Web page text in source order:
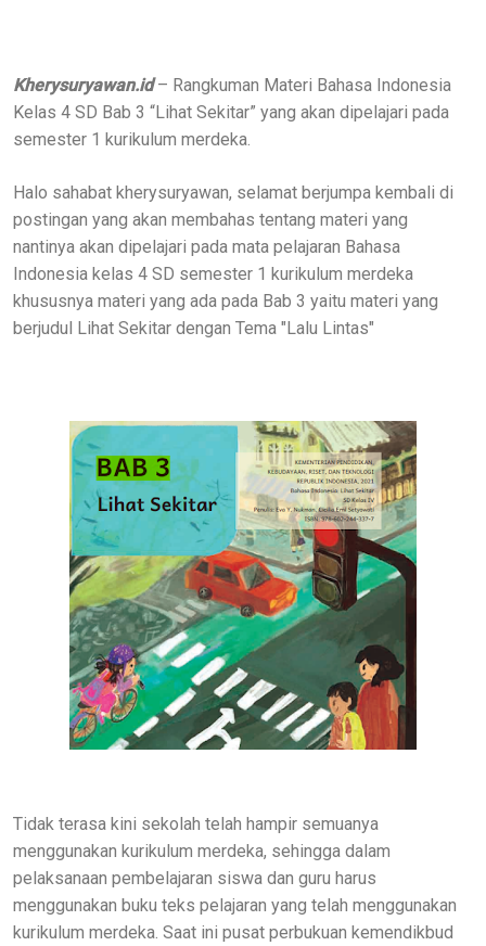
Kherysuryawan.id– Rangkuman Materi Bahasa Indonesia
Kelas 4 SD Bab 3 “Lihat Sekitar” yang akan dipelajari pada
semester 1 kurikulum merdeka.
Halo sahabat kherysuryawan, selamat berjumpa kembali di
postingan yang akan membahas tentang materi yang
nantinya akan dipelajari pada mata pelajaran Bahasa
Indonesia kelas 4 SD semester 1 kurikulum merdeka
khususnya materi yang ada pada Bab 3 yaitu materi yang
berjudul Lihat Sekitar dengan Tema "Lalu Lintas"
Tidak terasa kini sekolah telah hampir semuanya
menggunakan kurikulum merdeka, sehingga dalam
pelaksanaan pembelajaran siswa dan guru harus
menggunakan buku teks pelajaran yang telah menggunakan
kurikulum merdeka. Saat ini pusat perbukuan kemendikbud